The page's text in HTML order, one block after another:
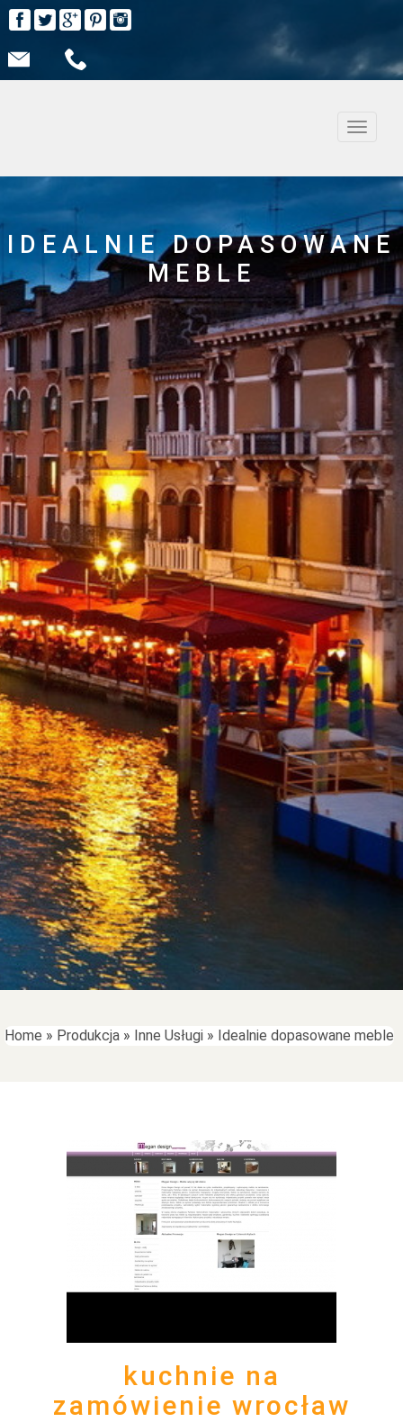
IDEALNIE DOPASOWANE
MEBLE
Home » Produkcja » Inne Usługi » Idealnie dopasowane meble
kuchnie na
zamówienie wrocław